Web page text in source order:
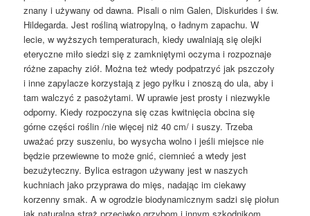
znany i używany od dawna. Pisali o nim Galen, Diskurides i św.
Hildegarda. Jest rośliną wiatropylną, o ładnym zapachu. W
lecie, w wyższych temperaturach, kiedy uwalniają się olejki
eteryczne miło siedzi się z zamkniętymi oczyma i rozpoznaje
różne zapachy ziół. Można też wtedy podpatrzyć jak pszczoły
i inne zapylacze korzystają z jego pyłku i znoszą do ula, aby i
tam walczyć z pasożytami. W uprawie jest prosty i niezwykle
odporny. Kiedy rozpoczyna się czas kwitnięcia obcina się
górne części roślin /nie więcej niż 40 cm/ i suszy. Trzeba
uważać przy suszeniu, bo wysycha wolno i jeśli miejsce nie
będzie przewiewne to może gnić, ciemnieć a wtedy jest
bezużyteczny. Bylica estragon używany jest w naszych
kuchniach jako przyprawa do mięs, nadając im ciekawy
korzenny smak. A w ogrodzie biodynamicznym sadzi się piołun